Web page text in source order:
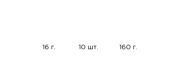
16 г. 10 шт. 160 г.